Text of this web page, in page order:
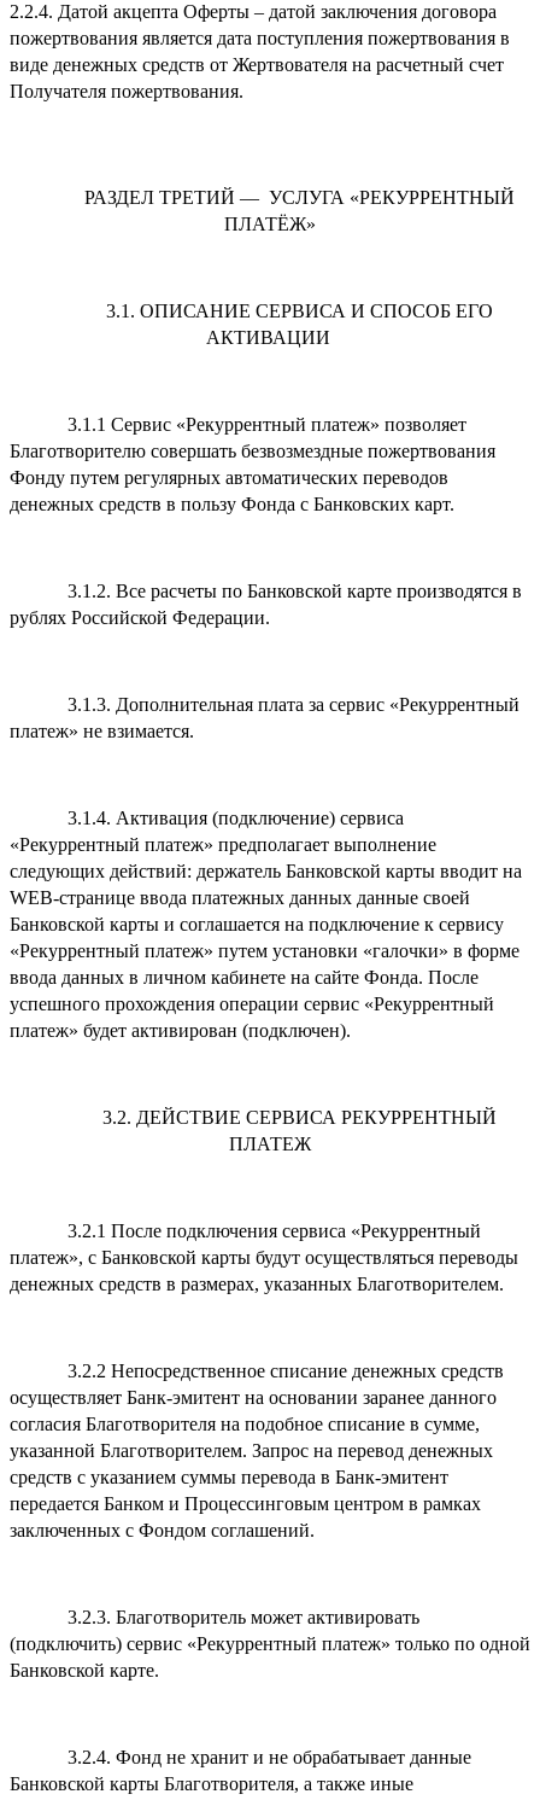
2.2.4. Датой акцепта Оферты – датой заключения договора
пожертвования является дата поступления пожертвования в
виде денежных средств от Жертвователя на расчетный счет
Получателя пожертвования.
РАЗДЕЛ ТРЕТИЙ — УСЛУГА «РЕКУРРЕНТНЫЙ
ПЛАТЁЖ»
3.1. ОПИСАНИЕ СЕРВИСА И СПОСОБ ЕГО
АКТИВАЦИИ
3.1.1 Сервис «Рекуррентный платеж» позволяет
Благотворителю совершать безвозмездные пожертвования
Фонду путем регулярных автоматических переводов
денежных средств в пользу Фонда с Банковских карт.
3.1.2. Все расчеты по Банковской карте производятся в
рублях Российской Федерации.
3.1.3. Дополнительная плата за сервис «Рекуррентный
платеж» не взимается.
3.1.4. Активация (подключение) сервиса
«Рекуррентный платеж» предполагает выполнение
следующих действий: держатель Банковской карты вводит на
WEB-странице ввода платежных данных данные своей
Банковской карты и соглашается на подключение к сервису
«Рекуррентный платеж» путем установки «галочки» в форме
ввода данных в личном кабинете на сайте Фонда. После
успешного прохождения операции сервис «Рекуррентный
платеж» будет активирован (подключен).
3.2. ДЕЙСТВИЕ СЕРВИСА РЕКУРРЕНТНЫЙ
ПЛАТЕЖ
3.2.1 После подключения сервиса «Рекуррентный
платеж», с Банковской карты будут осуществляться переводы
денежных средств в размерах, указанных Благотворителем.
3.2.2 Непосредственное списание денежных средств
осуществляет Банк-эмитент на основании заранее данного
согласия Благотворителя на подобное списание в сумме,
указанной Благотворителем. Запрос на перевод денежных
средств с указанием суммы перевода в Банк-эмитент
передается Банком и Процессинговым центром в рамках
заключенных с Фондом соглашений.
3.2.3. Благотворитель может активировать
(подключить) сервис «Рекуррентный платеж» только по одной
Банковской карте.
3.2.4. Фонд не хранит и не обрабатывает данные
Банковской карты Благотворителя, а также иные